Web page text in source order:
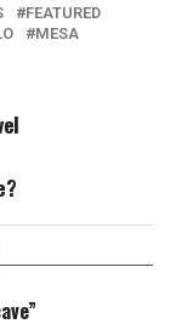
FEATURED
MESA